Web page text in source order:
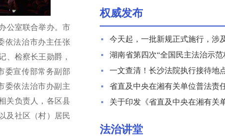
公室联合举办。市
依法治市办主任张
、检察长王勋爵，
委宣传部常务副部
委依法治市办副主
关负责人，各区县
及社区（村）居民
假“送法下乡”活动纪实
权威发布
今天起，一批新规正式施行，涉
个领域
湖南省第四次“全国民主法治示范
复核结果公示
一文查清！长沙法院执行接待地
话来了
省直及中央在湘有关单位普法责
关于印发《省直及中央在湘有关
法治讲堂